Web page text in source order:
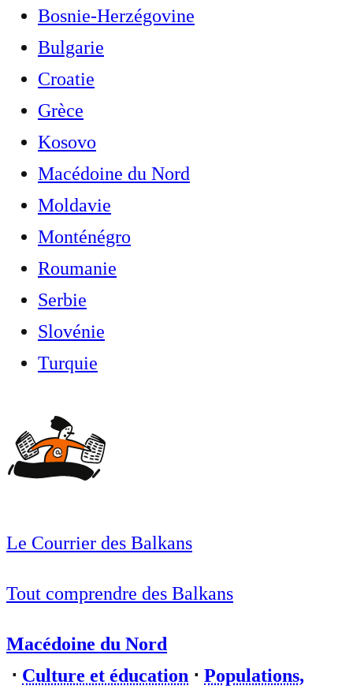
Bosnie-Herzégovine
Bulgarie
Croatie
Grèce
Kosovo
Macédoine du Nord
Moldavie
Monténégro
Roumanie
Serbie
Slovénie
Turquie
Le Courrier des Balkans
Tout comprendre des Balkans
Macédoine du Nord
⋅ Culture et éducation ⋅ Populations,